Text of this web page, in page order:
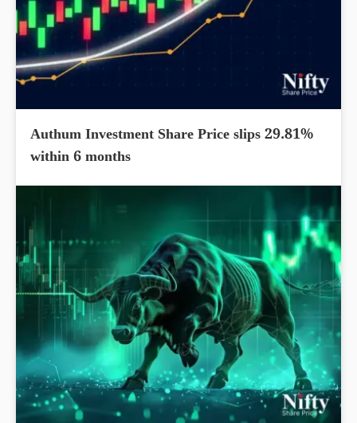
Authum Investment Share Price slips 29.81%
within 6 months